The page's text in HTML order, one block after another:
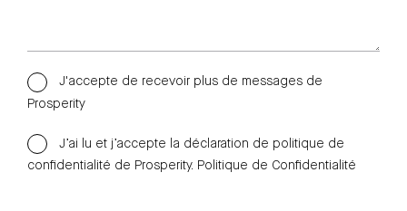
J'accepte de recevoir plus de messages de
Prosperity
J’ai lu et j’accepte la déclaration de politique de
confidentialité de Prosperity. Politique de Confidentialité